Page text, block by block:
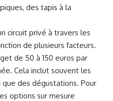
des tapis à la
circuit privé à travers les
de plusieurs facteurs.
de 50 à 150 euros par
Cela inclut souvent les
que des dégustations. Pour
options sur mesure